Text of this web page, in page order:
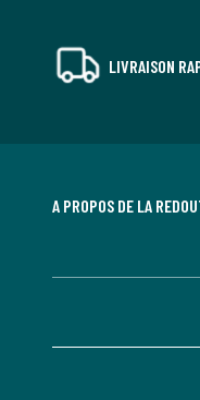
LIVRAISON
A PROPOS DE LA